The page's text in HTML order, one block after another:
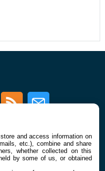
InstagramRSS Newsletter
PROPOS
rédaction
store and access information on
etc.), combine and share
whether collected on this
by some of us, or obtained